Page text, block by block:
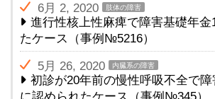
6月 2, 2020 肢体の障害
進行性核上性麻痺で障害基礎年
たケース（事例№5216）
5月 26, 2020 内臓系の障害
初診が20年前の慢性呼吸不全で